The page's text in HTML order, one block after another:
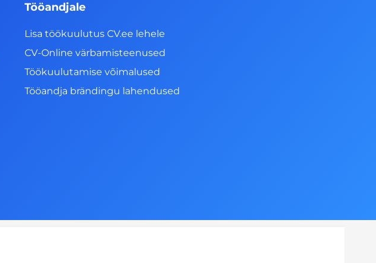
Tööandjale
Lisa töökuulutus CV.ee lehele
CV-Online värbamisteenused
Töökuulutamise võimalused
Tööandja brändingu lahendused